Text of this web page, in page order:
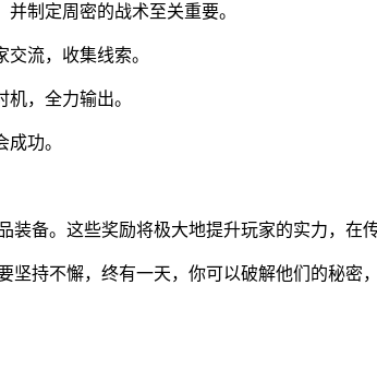
制定周密的战术至关重要。
流，收集线索。
，全力输出。
功。
备。这些奖励将极大地提升玩家的实力，在
持不懈，终有一天，你可以破解他们的秘密